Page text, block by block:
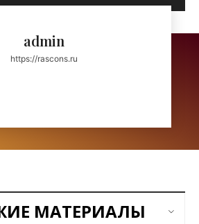
admin
https://rascons.ru
МАТЕРИАЛЫ